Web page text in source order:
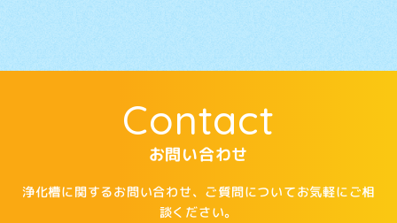
Contact
お問い合わせ
浄化槽に関するお問い合わせ、ご質問についてお気軽にご相
談ください。